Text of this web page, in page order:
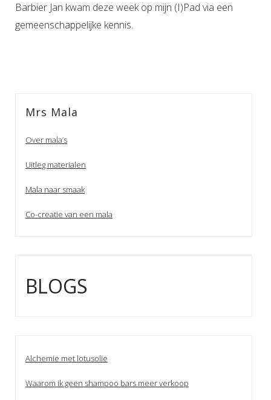
Barbier Jan kwam deze week op mijn (I)Pad via een
gemeenschappelijke kennis.
Mrs Mala
Over mala’s
Uitleg materialen
Mala naar smaak
Co-creatie van een mala
BLOGS
Alchemie met lotusolie
Waarom ik geen shampoo bars meer verkoop